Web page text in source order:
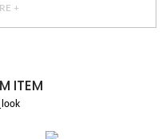
+
ITEM